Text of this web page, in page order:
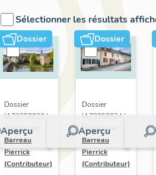
Sélectionner les résultats
Dossier
Aperçu
Dossier
IA72058823 |
Réalisé par
Barreau
Pierrick
(Contributeur)
Dossier
Aperçu
Dossier
IA72058824 |
Réalisé par
Barreau
Pierrick
(Contributeur)